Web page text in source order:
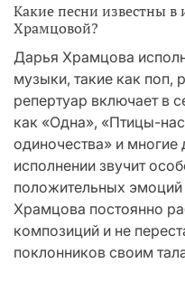
Какие песни известны
Храмцовой?
Дарья Храмцова
музыки, такие как поп,
репертуар включает в
как «Одна», «Птицы-
одиночества» и
исполнении звучит
положительных
Храмцова постоянно
композиций и не
поклонников своим